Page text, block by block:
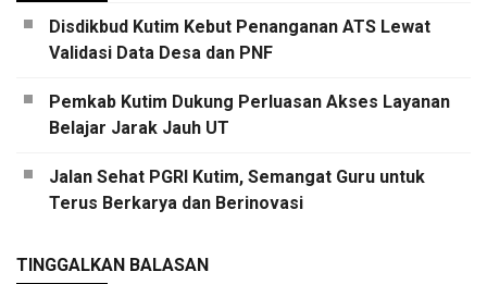
Disdikbud Kutim Kebut Penanganan ATS Lewat
Validasi Data Desa dan PNF
Pemkab Kutim Dukung Perluasan Akses Layanan
Belajar Jarak Jauh UT
Jalan Sehat PGRI Kutim, Semangat Guru untuk
Terus Berkarya dan Berinovasi
TINGGALKAN BALASAN